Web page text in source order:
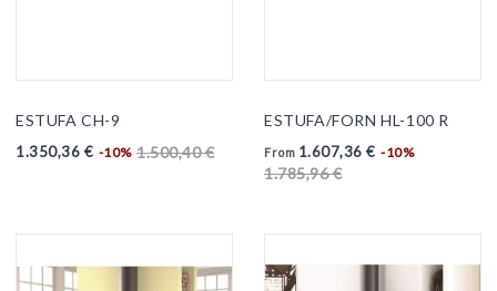
ESTUFA CH-9
1.350,36 € -10% 1.500,40 €
ESTUFA/FORN HL-100 R
From 1.607,36 € -10%
1.785,96 €